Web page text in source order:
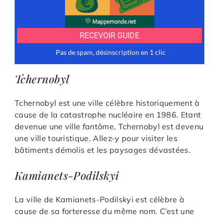
Tchernobyl
Tchernobyl est une ville célèbre historiquement à
cause de la catastrophe nucléaire en 1986. Etant
devenue une ville fantôme, Tchernobyl est devenu
une ville touristique. Allez-y pour visiter les
bâtiments démolis et les paysages dévastées.
Kamianets-Podilskyi
La ville de Kamianets-Podilskyi est célèbre à
cause de sa forteresse du même nom. C’est une